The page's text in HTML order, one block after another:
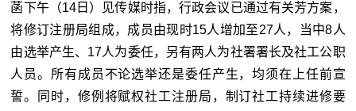
菡下午（14日）见传媒时指，行政会议已通过有关芳方案，
将修订注册局组成，成员由现时15人增加至27人，当中8人
由选举产生、 17人为委任，另有两人为社署署长及社工公职
人员。所有成员不论选举还是委任产生，均须在上任前宣
誓。同时，修例将赋权社工注册局，制订社工持续进修要